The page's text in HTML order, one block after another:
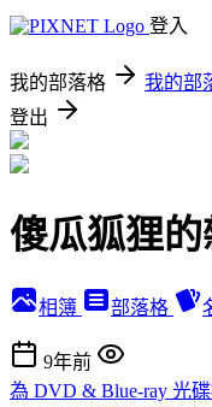
登入
我的部落格 我的部
登出
傻瓜狐狸
相簿 部落格
9年前
為 DVD & Blue-ray 光